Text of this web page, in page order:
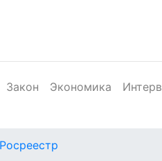
Закон Экономика